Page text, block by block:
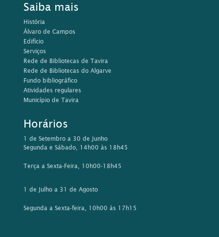
Saiba mais
História
Álvaro de Campos
Edifício
Serviços
Rede de Bibliotecas de Tavira
Rede de Bibliotecas do Algarve
Fundo bibliográfico
Atividades regulares
Município de Tavira
Horários
1 de Setembro a 30 de Junho
Segunda e Sábado, 14h00 às 18h45
Terça a Sexta-Feira, 10h00-18h45
1 de Julho a 31 de Agosto
Segunda a Sexta-feira, 10h00 às 17h15